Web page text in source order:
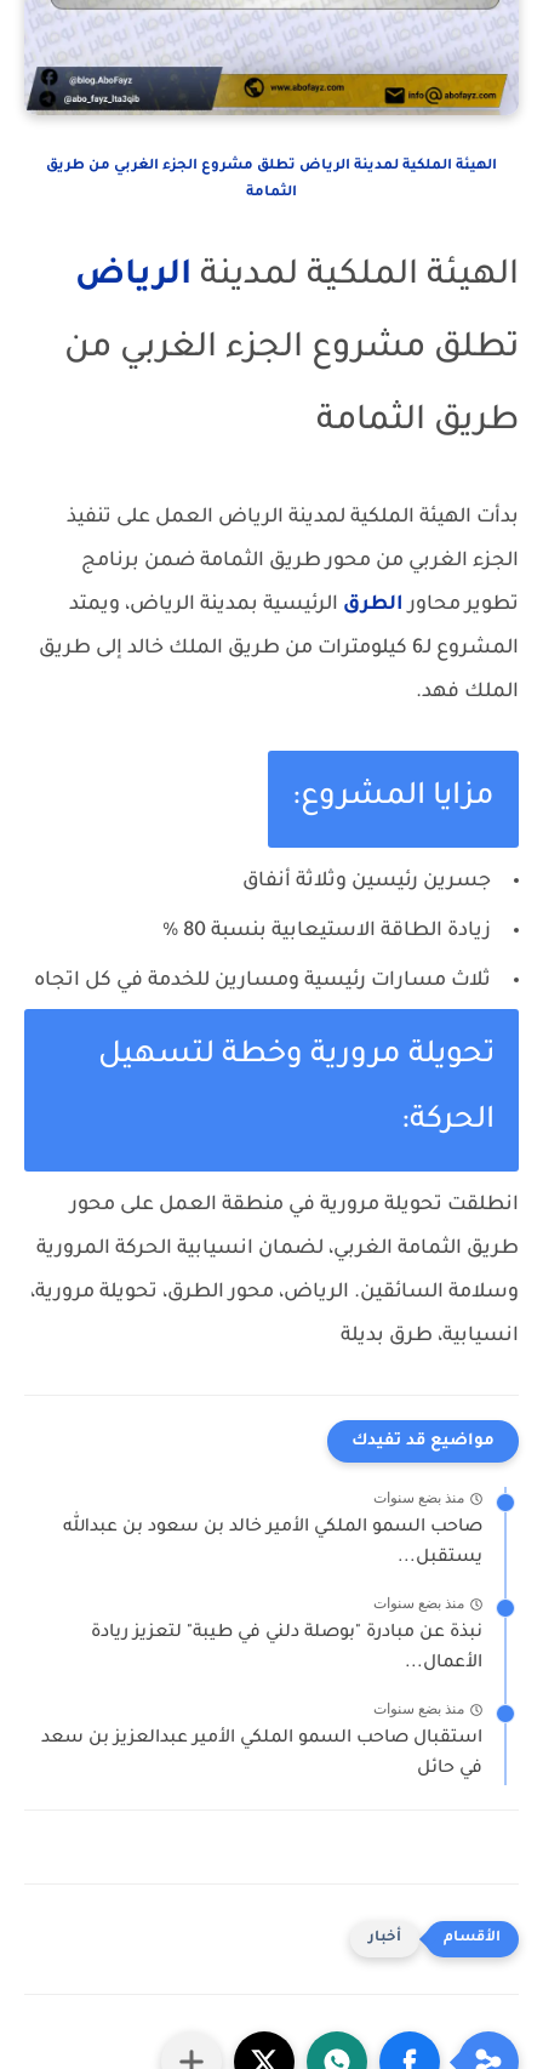
الهيئة الملكية لمدينة الرياض تطلق مشروع الجزء الغربي من طريق
الثمامة
الهيئة الملكية لمدينة الرياض
تطلق مشروع الجزء الغربي من
طريق الثمامة
بدأت الهيئة الملكية لمدينة الرياض العمل على تنفيذ
الجزء الغربي من محور طريق الثمامة ضمن برنامج
تطوير محاور الطرق الرئيسية بمدينة الرياض، ويمتد
المشروع لـ6 كيلومترات من طريق الملك خالد إلى طريق
الملك فهد.
مزايا المشروع:
جسرين رئيسين وثلاثة أنفاق
زيادة الطاقة الاستيعابية بنسبة 80 %
ثلاث مسارات رئيسية ومسارين للخدمة في كل اتجاه
تحويلة مرورية وخطة لتسهيل
الحركة:
انطلقت تحويلة مرورية في منطقة العمل على محور
طريق الثمامة الغربي، لضمان انسيابية الحركة المرورية
وسلامة السائقين. الرياض، محور الطرق، تحويلة مرورية،
انسيابية، طرق بديلة
مواضيع قد تفيدك
منذ بضع سنوات
صاحب السمو الملكي الأمير خالد بن سعود بن عبدالله
يستقبل...
منذ بضع سنوات
نبذة عن مبادرة "بوصلة دلني في طيبة" لتعزيز ريادة
الأعمال...
منذ بضع سنوات
استقبال صاحب السمو الملكي الأمير عبدالعزيز بن سعد
في حائل
أخبار